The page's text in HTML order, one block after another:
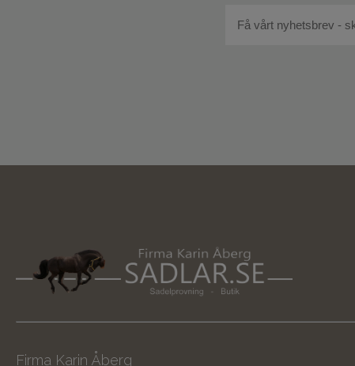
Firma Karin Åberg